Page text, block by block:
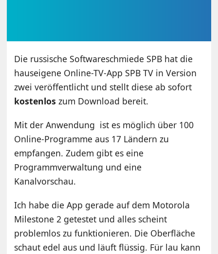
Die russische Softwareschmiede SPB hat die
hauseigene Online-TV-App SPB TV in Version
zwei veröffentlicht und stellt diese ab sofort
kostenloszum Download bereit.
Mit der Anwendung ist es möglich über 100
Online-Programme aus 17 Ländern zu
empfangen. Zudem gibt es eine
Programmverwaltung und eine
Kanalvorschau.
Ich habe die App gerade auf dem Motorola
Milestone 2 getestet und alles scheint
problemlos zu funktionieren. Die Oberfläche
schaut edel aus und läuft flüssig. Für lau kann